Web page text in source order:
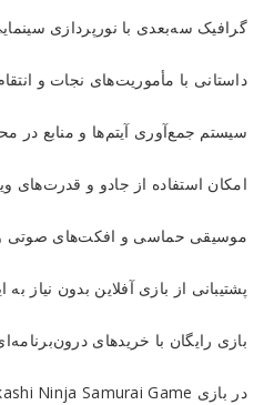
گرافیک سه‌بعدی با نورپردازی
داستانی با مأموریت‌های نجات و
سیستم جمع‌آوری آیتم‌ها و منابع در
امکان استفاده از جادو و قدرت‌های
موسیقی حماسی و افکت‌های صوتی
پشتیبانی از بازی آفلاین بدون نیاز به
بازی رایگان با خریدهای